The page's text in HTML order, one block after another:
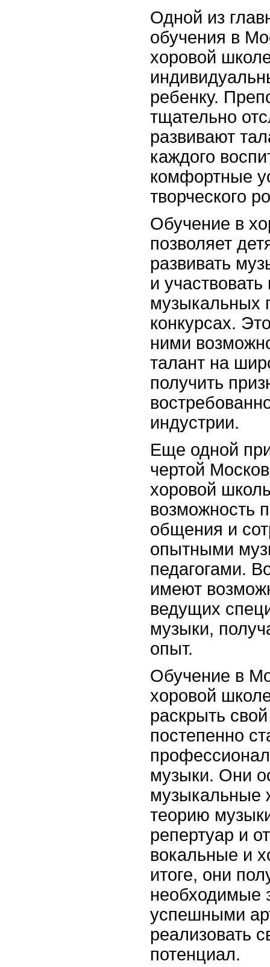
Одной из
обучения в
хоровой
ребенку.
тщательно
развивают
каждого
комфортные
творческого
Обучение в
позволяет
развивать
и
музыкальных
конкурсах.
ними
талант на
получить
индустрии.
Еще одной
чертой
хоровой
возможность
общения и
опытными
педагогами.
имеют
ведущих
музыки,
опыт.
Обучение в
хоровой
раскрыть
постепенно
музыки. Они
музыкальные
теорию
репертуар и
вокальные и
итоге, они
необходимые
успешными
реализовать
потенциал.